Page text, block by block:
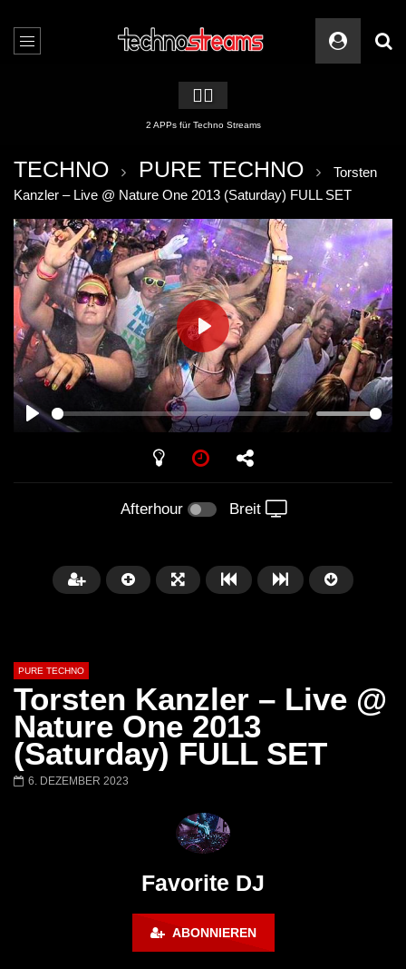
🏳️‍🌈
2 APPs für Techno Streams
TECHNO PURE TECHNO
Torsten
Kanzler – Live @ Nature One 2013 (Saturday) FULL SET
PLAY
PLAY
Afterhour Breit
Später
01:31:35 01:53:01
PURE TECHNO
Torsten Kanzler – Live @
Nature One 2013
(Saturday) FULL SET
6. DEZEMBER 2023
Favorite DJ
ABONNIEREN